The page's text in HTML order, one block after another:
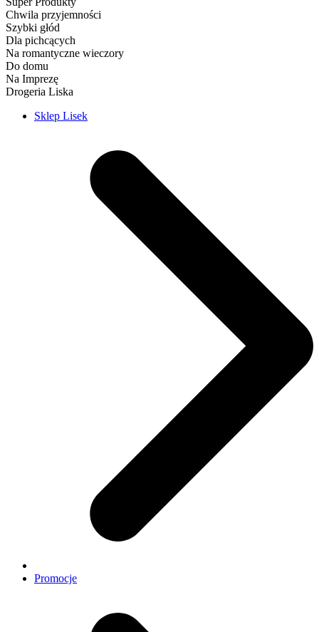
Chwila przyjemności
Szybki głód
Dla pichcących
Na romantyczne wieczory
Do domu
Na Imprezę
Drogeria Liska
Sklep Lisek
Promocje